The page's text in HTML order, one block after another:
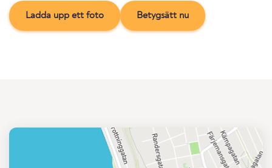
Ladda upp ett foto Betygsätt nu